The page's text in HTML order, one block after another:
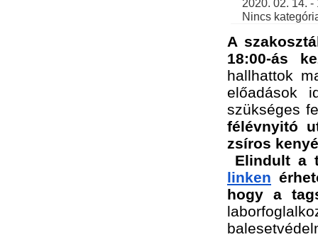
Nincs
A
18:00-ás
hallhattok
előadások
szükséges
félévnyitó
zsíros
Elindult a
linken
hogy a